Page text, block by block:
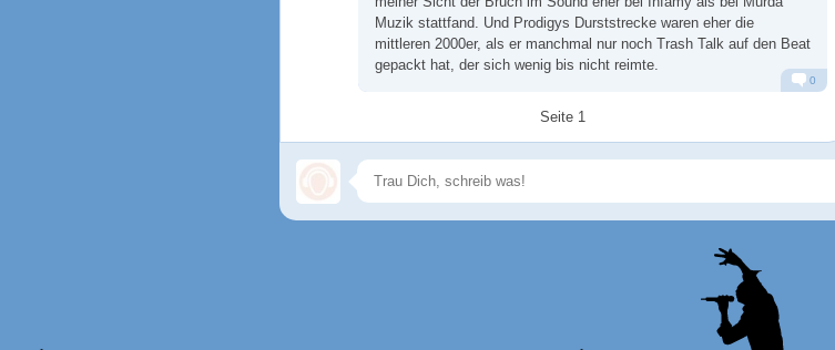
Muzik stattfand. Und Prodigys Durststrecke waren eher die
mittleren 2000er, als er manchmal nur noch Trash Talk auf den Beat
gepackt hat, der sich wenig bis nicht reimte.
0
Seite 1
Speichern